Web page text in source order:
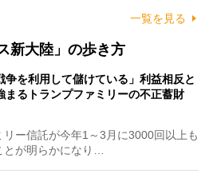
一覧を見る
新大陸」の歩き方
争を利用して儲けている」利益相反と
まるトランプファミリーの不正蓄財
ー信託が今年1～3月に3000回以上も
が明らかになり…